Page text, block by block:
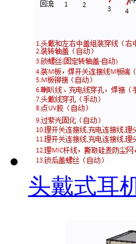
头戴式耳